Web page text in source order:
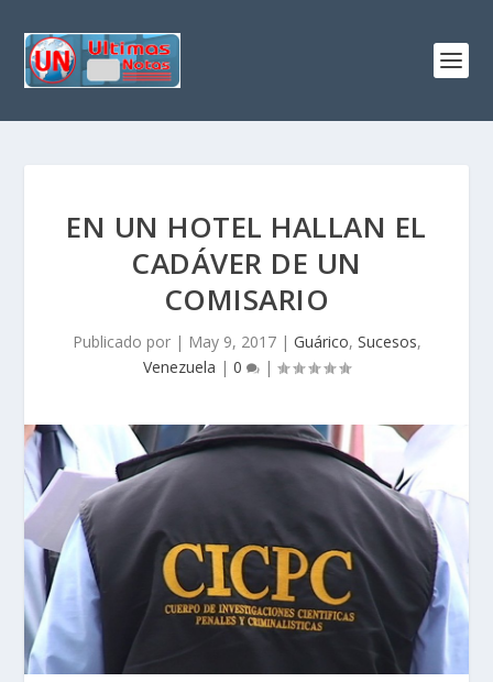
EN UN HOTEL HALLAN EL
CADÁVER DE UN
COMISARIO
Publicado por | May 9, 2017| Guárico, Sucesos,
Venezuela | 0 |